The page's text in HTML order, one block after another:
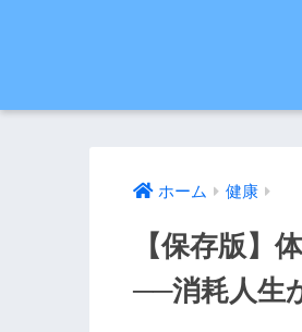
ホーム 健康
【保存版】
──消耗人生